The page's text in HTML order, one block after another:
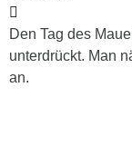
Den Tag des
unterdrückt. Man
an.